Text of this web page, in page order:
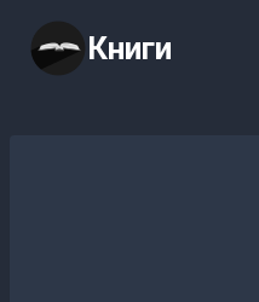
содержимому
Книги